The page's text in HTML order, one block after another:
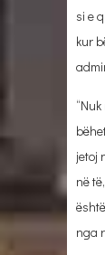
si e
kur
jetoj
në
nga